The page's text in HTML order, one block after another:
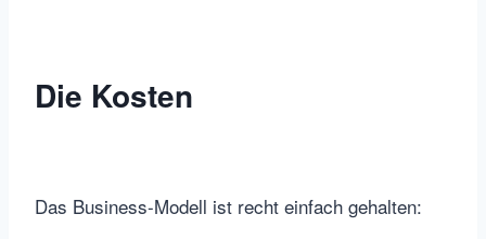
Die Kosten
Das Business-Modell ist recht einfach gehalten: